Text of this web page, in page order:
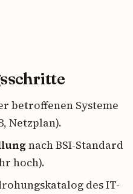
betroffenen Systeme
Netzplan).
nach BSI-Standard
hoch).
des IT-